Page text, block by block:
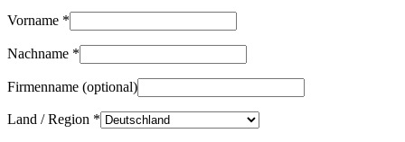
Vorname *
Nachname *
Firmenname (optional)
Land / Region *